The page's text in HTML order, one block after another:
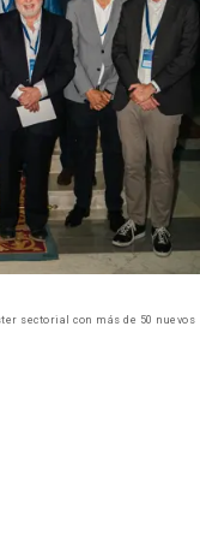
sectorial con más de 50 nuevos